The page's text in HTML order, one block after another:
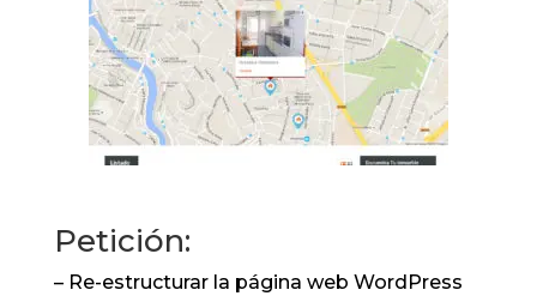
Petición:
– Re-estructurar la página web WordPress